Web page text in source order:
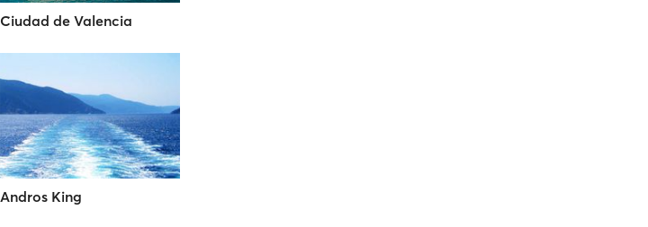
Ciudad de Valencia
Andros King